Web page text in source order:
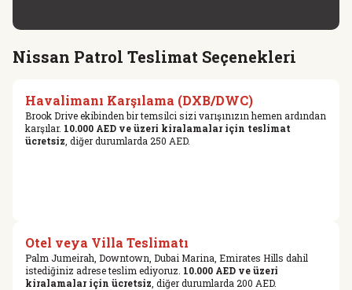
Nissan Patrol Teslimat Seçenekleri
Havalimanı Karşılama (DXB/DWC)
Brook Drive ekibinden bir temsilci sizi varışınızın hemen ardından
karşılar. 10.000 AED ve üzeri kiralamalar için teslimat
ücretsiz , diğer durumlarda 250 AED.
Otel veya Villa Teslimatı
Palm Jumeirah, Downtown, Dubai Marina, Emirates Hills dahil
istediğiniz adrese teslim ediyoruz. 10.000 AED ve üzeri
kiralamalar için ücretsiz , diğer durumlarda 200 AED.